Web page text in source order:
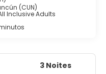
(CUN)
Inclusive Adults
3 Noites